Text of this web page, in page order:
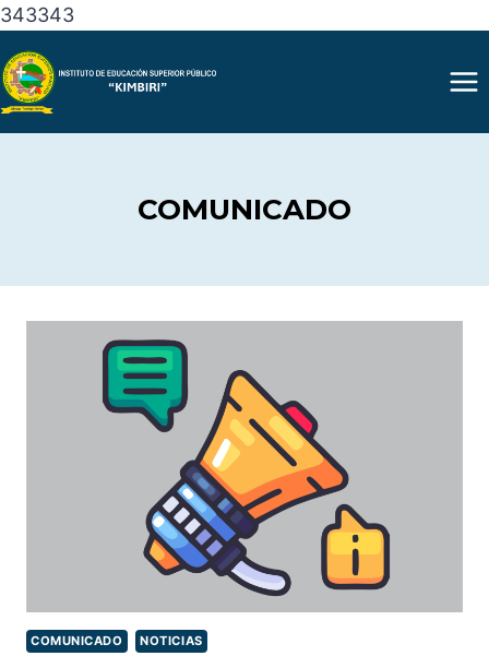
343343
al
contenido
COMUNICADO
COMUNICADO NOTICIAS